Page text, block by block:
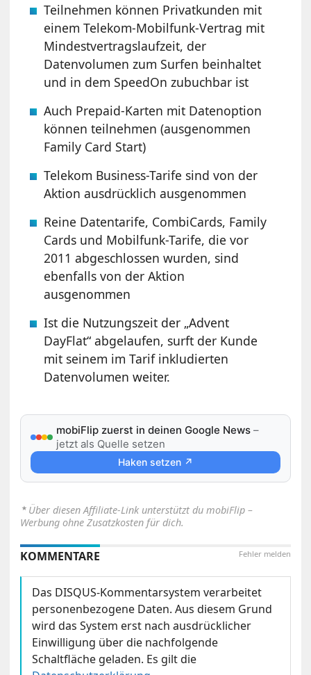
Teilnehmen können Privatkunden mit
einem Telekom-Mobilfunk-Vertrag mit
Mindestvertragslaufzeit, der
Datenvolumen zum Surfen beinhaltet
und in dem SpeedOn zubuchbar ist
Auch Prepaid-Karten mit Datenoption
können teilnehmen (ausgenommen
Family Card Start)
Telekom Business-Tarife sind von der
Aktion ausdrücklich ausgenommen
Reine Datentarife, CombiCards, Family
Cards und Mobilfunk-Tarife, die vor
2011 abgeschlossen wurden, sind
ebenfalls von der Aktion
ausgenommen
Ist die Nutzungszeit der „Advent
DayFlat“ abgelaufen, surft der Kunde
mit seinem im Tarif inkludierten
Datenvolumen weiter.
mobiFlip zuerst in deinen Google News –
jetzt als Quelle setzen
Haken setzen ↗
⋆ Über diesen Affiliate-Link unterstützt du mobiFlip –
Werbung ohne Zusatzkosten für dich.
Fehler melden
KOMMENTARE
Das DISQUS-Kommentarsystem verarbeitet
personenbezogene Daten. Aus diesem Grund
wird das System erst nach ausdrücklicher
Einwilligung über die nachfolgende
Schaltfläche geladen. Es gilt die